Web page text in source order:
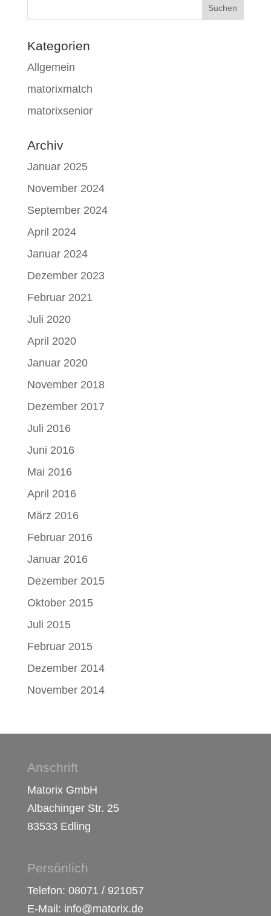
Kategorien
Allgemein
matorixmatch
matorixsenior
Archiv
Januar 2025
November 2024
September 2024
April 2024
Januar 2024
Dezember 2023
Februar 2021
Juli 2020
April 2020
Januar 2020
November 2018
Dezember 2017
Juli 2016
Juni 2016
Mai 2016
April 2016
März 2016
Februar 2016
Januar 2016
Dezember 2015
Oktober 2015
Juli 2015
Februar 2015
Dezember 2014
November 2014
Anschrift
Matorix GmbH
Albachinger Str. 25
83533 Edling
Persönlich
Telefon: 08071 / 921057
E-Mail: info@matorix.de